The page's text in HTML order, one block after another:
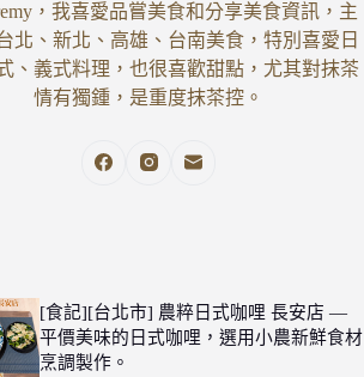
，我喜愛品嘗美食和分享美食資訊，主
北、新北、高雄、台南美食，特別喜愛日
、義式料理，也很喜歡甜點，尤其對抹茶
情有獨鍾，是重度抹茶控。
[食記][台北市] 農粹日式咖哩 長安店 —
平價美味的日式咖哩，選用小農新鮮食材
烹調製作。